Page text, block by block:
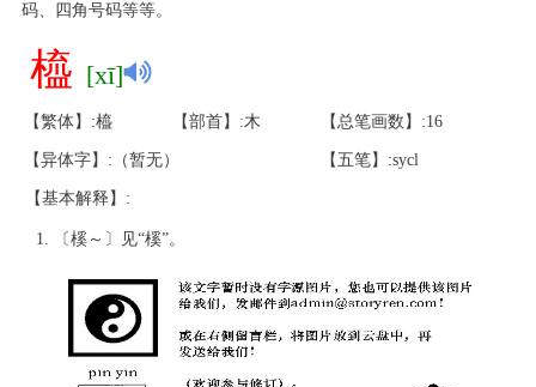
码、四角号码等等。
橀 [xī]
【繁体】:橀 【部首】:木 【总笔画数】:16
【异体字】:（暂无） 【五笔】:sycl
【基本解释】:
〔榽～〕见“榽”。